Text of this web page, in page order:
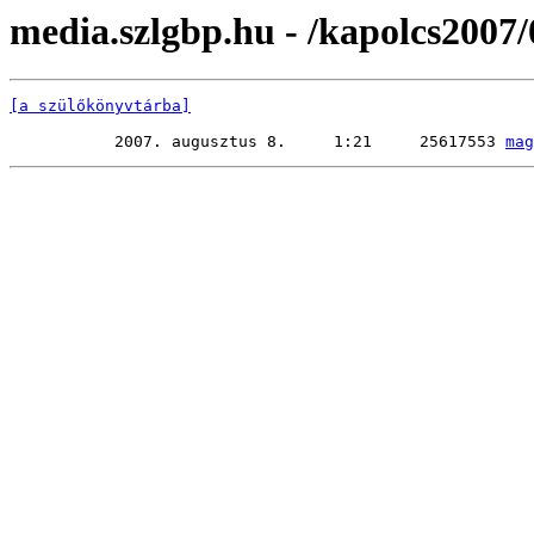
media.szlgbp.hu - /
[a szülőkönyvtárba]
           2007. augusztus 8.     1:21     25617553